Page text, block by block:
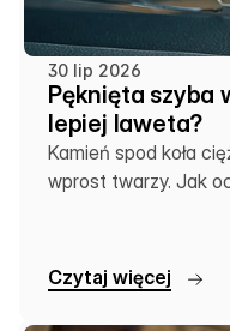
30 lip 2026
Pęknięta szyba
lepiej laweta?
Kamień spod koła
wprost twarzy. Jak
Czytaj więcej